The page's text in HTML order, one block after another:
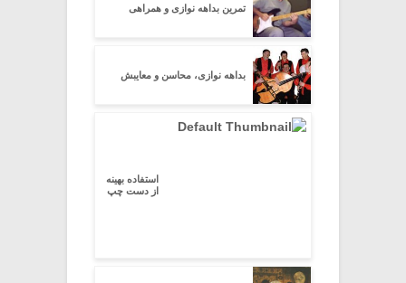
تمرین بداهه نوازی و همراهی
بداهه نوازی، محاسن و معایبش
استفاده بهینه
از دست چپ